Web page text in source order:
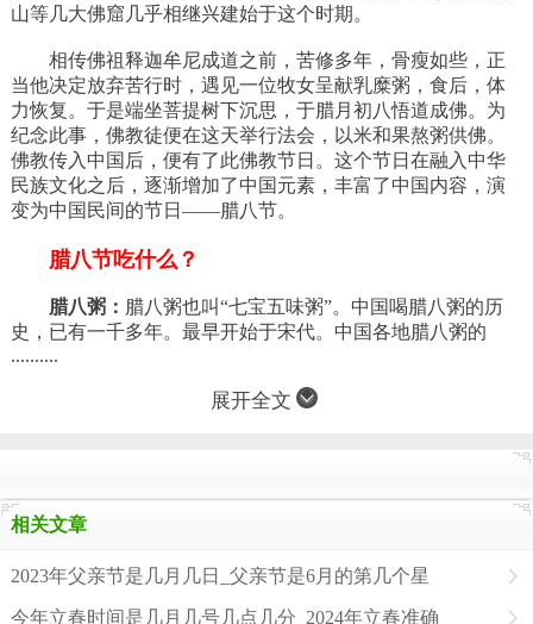
山等几大佛窟几乎相继兴建始于这个时期。
相传佛祖释迦牟尼成道之前，苦修多年，骨瘦如些，正
当他决定放弃苦行时，遇见一位牧女呈献乳糜粥，食后，体
力恢复。于是端坐菩提树下沉思，于腊月初八悟道成佛。为
纪念此事，佛教徒便在这天举行法会，以米和果熬粥供佛。
佛教传入中国后，便有了此佛教节日。这个节日在融入中华
民族文化之后，逐渐增加了中国元素，丰富了中国内容，演
变为中国民间的节日——腊八节。
腊八节吃什么？
腊八粥： 腊八粥也叫“七宝五味粥”。中国喝腊八粥的历
史，已有一千多年。最早开始于宋代。中国各地腊八粥的
..........
展开全文
相关文章
2023年父亲节是几月几日_父亲节是6月的第几个星
今年立春时间是几月几号几点几分_2024年立春准确